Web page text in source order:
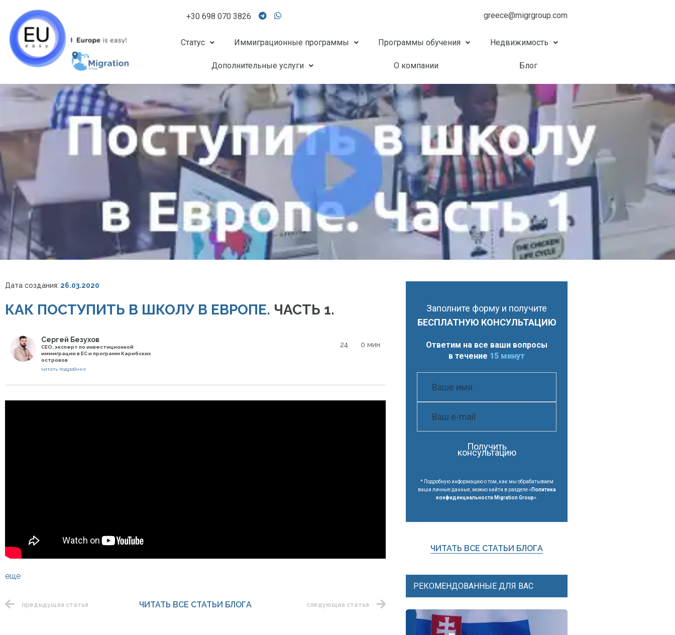
+30 698 070 3826 greece@migrgroup.com
Статус Иммиграционные программы Программы обучения Недвижимость
Дополнительные услуги О компании Блог
Дата создания: 26.03.2020
КАК ПОСТУПИТЬ В ШКОЛУ В ЕВРОПЕ. ЧАСТЬ 1.
Сергей Безухов
СЕО, эксперт по инвестиционной
иммиграции в ЕС и программ Карибских
островов
читать подробнее
24 0 мин
еще
предыдущая статья следующая статья
ЧИТАТЬ ВСЕ СТАТЬИ БЛОГА
Заполните форму и получите
БЕСПЛАТНУЮ КОНСУЛЬТАЦИЮ
Ответим на все ваши вопросы
в течение 15 минут
Получить
консультацию
* Подробную информацию о том, как мы обрабатываем
ваши личные данные, можно найти в разделе « Политика
конфиденциальности Migration Group».
ЧИТАТЬ ВСЕ СТАТЬИ БЛОГА
РЕКОМЕНДОВАННЫЕ ДЛЯ ВАС